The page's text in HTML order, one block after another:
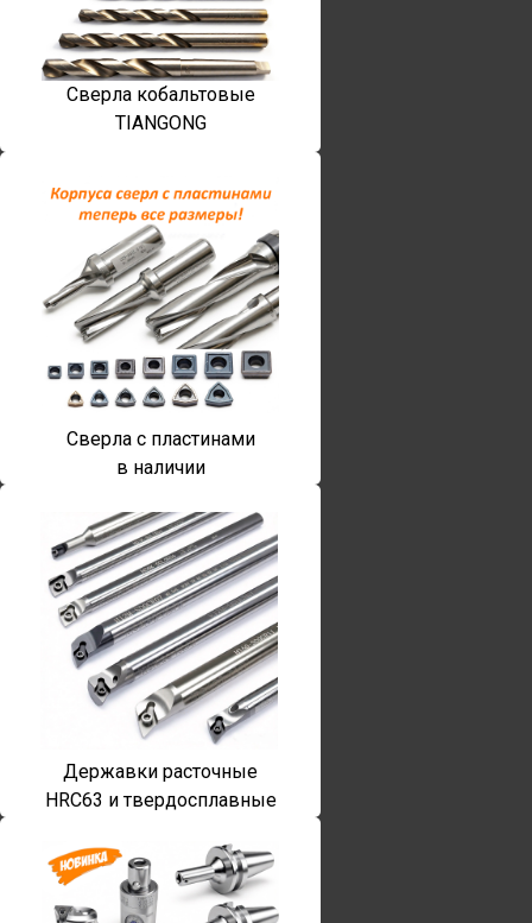
Сверла кобальтовые
TIANGONG
Сверла с пластинами
в наличии
Державки расточные
HRC63 и твердосплавные